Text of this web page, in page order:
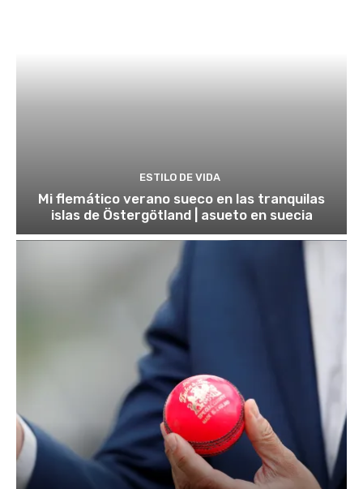
ESTILO DE VIDA
Mi flemático verano sueco en las tranquilas
islas de Östergötland | asueto en suecia